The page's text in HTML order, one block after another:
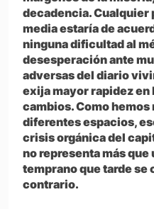
decadencia.
media estaría de
ninguna dificultad al
desesperación ante
adversas del diario
exija mayor rapidez
cambios. Como
diferentes espacios,
crisis orgánica del
no representa más
temprano que tarde se
contrario.